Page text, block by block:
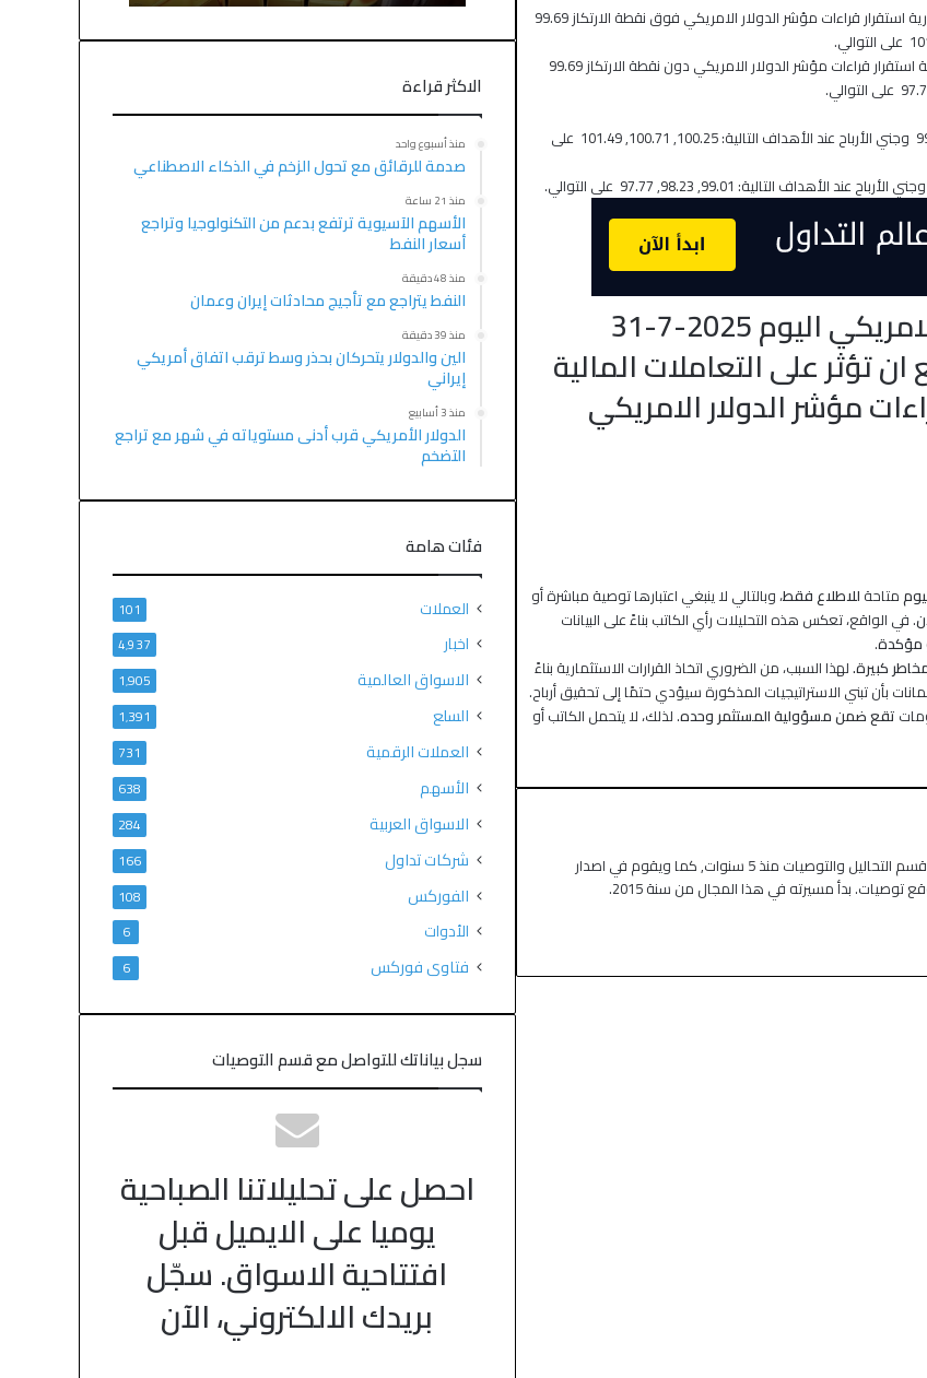
تنص على الدخول فوق نقطة الارتكاز 99.69 وجني الأرباح عند الأهداف التالية: 100.25, 100.71, 101.49 على
2025-7-31
تؤثر على التعاملات المالية
مؤشر الدولار الامريكي
متاحة للاطلاع فقط، وبالتالي لا ينبغي اعتبارها توصية مباشرة أو
. في الواقع، تعكس هذه التحليلات رأي الكاتب بناءً على البيانات
مؤكدة.
كبيرة.لهذا السبب، من الضروري اتخاذ القرارات الاستثمارية بناءً
بأن تبني الاستراتيجيات المذكورة سيؤدي حتمًا إلى تحقيق أرباح.
تقع ضمن مسؤولية المستثمر وحده. لذلك، لا يتحمل الكاتب أو
كاتب ومحلل اقتصادي في موقع توصيات. يترأس قسم التحاليل والتوصيات منذ 5 سنوات, كما ويقوم في اصدار
توصيات. بدأ مسيرته في هذا المجال من سنة 2015.
الاكثر قراءة
منذ أسبوع واحد
صدمة للرقائق مع تحول الزخم في الذكاء الاصطناعي
منذ 21 ساعة
الأسهم الآسيوية ترتفع بدعم من التكنولوجيا وتراجع
أسعار النفط
منذ 48 دقيقة
النفط يتراجع مع تأجيج محادثات إيران وعمان
منذ 39 دقيقة
الين والدولار يتحركان بحذر وسط ترقب اتفاق أمريكي
إيراني
منذ 3 أسابيع
الدولار الأمريكي قرب أدنى مستوياته في شهر مع تراجع
التضخم
فئات هامة
العملات 101
اخبار 4٬937
الاسواق العالمية 1٬905
السلع 1٬391
العملات الرقمية 731
الأسهم 638
الاسواق العربية 284
شركات تداول 166
الفوركس 108
الأدوات 6
فتاوى فوركس 6
سجل بياناتك للتواصل مع قسم التوصيات
احصل على تحليلاتنا الصباحية
يوميا على الايميل قبل
افتتاحية الاسواق. سجّل
بريدك الالكتروني، الآن